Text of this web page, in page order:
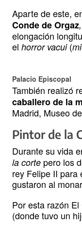
Aparte de este,
Conde de Orgaz,
elongación
el horror vacui(
Palacio Episcopal
También realizó
caballero de la
Madrid, Museo
Pintor de la
Durante su vida
la corte pero los
rey Felipe II para
gustaron al
Por esta razón
(donde tuvo un